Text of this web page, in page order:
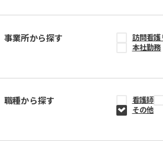
事業所から探す
訪問看
本社勤務
職種から探す
看護師
その他